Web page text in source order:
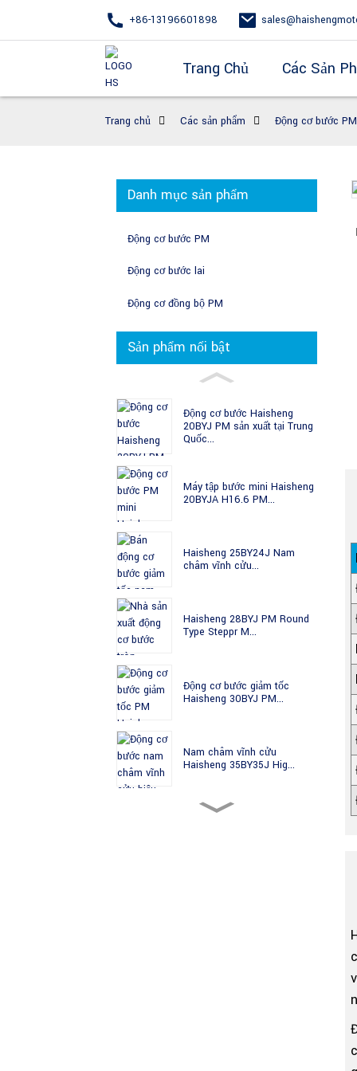
+86-13196601898
Trang Chủ Các Sản
Trang chủ Các sản phẩm Động cơ bước PM
Danh mục sản phẩm
Động cơ bước PM
Động cơ bước lai
Động cơ đồng bộ PM
Sản phẩm nổi bật
Động cơ bước Haisheng
20BYJ PM sản xuất tại Trung
Quốc...
Máy tập bước mini Haisheng
20BYJA H16.6 PM...
Haisheng 25BY24J Nam
châm vĩnh cửu...
Haisheng 28BYJ PM Round
Type Steppr M...
Động cơ bước giảm tốc
Haisheng 30BYJ PM...
Nam châm vĩnh cửu
Haisheng 35BY35J Hig...